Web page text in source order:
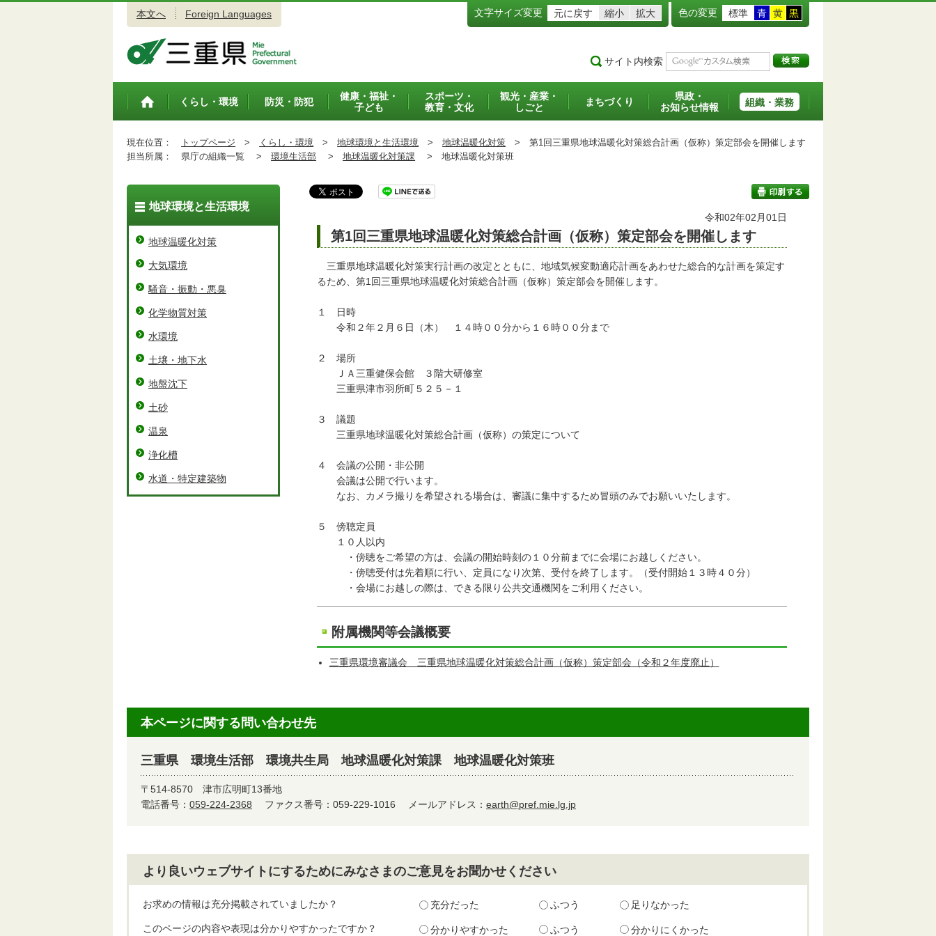
本文へ Foreign Languages 文字サイズ変更 元に戻す 縮小 拡大 色の変更 標準 青 黄 黒
サイト内検索
トップペ
くらし・環境 防災・防犯
健康・福祉・
子ども
スポーツ・
教育・文化
観光・産業・
しごと
まちづくり
県政・
お知らせ情報
組織・業務
現在位置： トップページ > くらし・環境 > 地球環境と生活環境 > 地球温暖化対策 > 第1回三重県地球温暖化対策総合計画（仮称）策定部会を開催します
担当所属：
県庁の組織一覧 > 環境生活部 > 地球温暖化対策課 > 地球温暖化対策班
印刷する
令和02年02月01日
第1回三重県地球温暖化対策総合計画（仮称）策定部会を開催します
三重県地球温暖化対策実行計画の改定とともに、地域気候変動適応計画をあわせた総合的な計画を策定す
るため、第1回三重県地球温暖化対策総合計画（仮称）策定部会を開催します。
１ 日時
令和２年２月６日（木） １４時００分から１６時００分まで
２ 場所
ＪＡ三重健保会館 ３階大研修室
三重県津市羽所町５２５－１
３ 議題
三重県地球温暖化対策総合計画（仮称）の策定について
４ 会議の公開・非公開
会議は公開で行います。
なお、カメラ撮りを希望される場合は、審議に集中するため冒頭のみでお願いいたします。
５ 傍聴定員
１０人以内
・傍聴をご希望の方は、会議の開始時刻の１０分前までに会場にお越しください。
・傍聴受付は先着順に行い、定員になり次第、受付を終了します。（受付開始１３時４０分）
・会場にお越しの際は、できる限り公共交通機関をご利用ください。
附属機関等会議概要
三重県環境審議会 三重県地球温暖化対策総合計画（仮称）策定部会（令和２年度廃止）
地球環境と生活環境
地球温暖化対策
大気環境
騒音・振動・悪臭
化学物質対策
水環境
土壌・地下水
地盤沈下
土砂
温泉
浄化槽
水道・特定建築物
本ページに関する問い合わせ先
三重県 環境生活部 環境共生局 地球温暖化対策課 地球温暖化対策班
〒514-8570 津市広明町13番地
電話番号： 059-224-2368 ファクス番号：059-229-1016 メールアドレス： earth@pref.mie.lg.jp
より良いウェブサイトにするためにみなさまのご意見をお聞かせください
お求めの情報は充分掲載されていましたか？ 充分だった ふつう 足りなかった
このページの内容や表現は分かりやすかったですか？ 分かりやすかった ふつう 分かりにくかった